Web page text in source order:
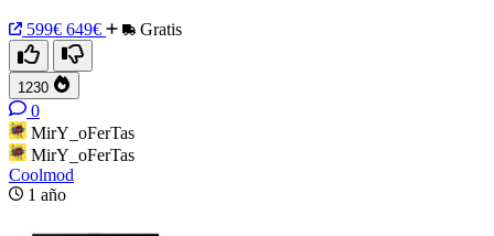
599€ 649€ Gratis
1230
0
MirY_oFerTas
MirY_oFerTas
Coolmod
1 año